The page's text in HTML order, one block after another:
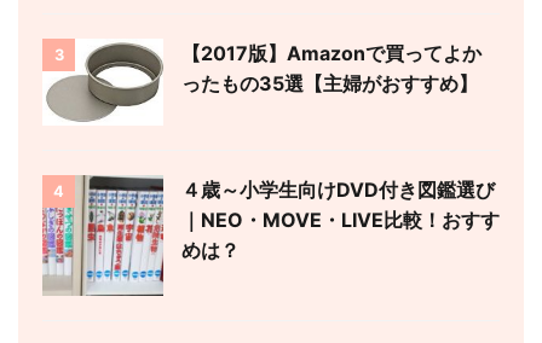
3
【2017版】Amazonで買ってよか
ったもの35選【主婦がおすすめ】
4
４歳～小学生向けDVD付き図鑑選び
｜NEO・MOVE・LIVE比較！おすす
めは？